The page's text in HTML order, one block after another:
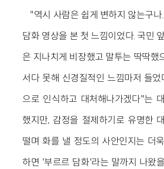
"역시 사람은 쉽게 변하지 않는구
담화 영상을 본 첫 느낌이었다. 국민
은 지나치게 비장했고 말투는 딱딱했
서다 못해 신경질적인 느낌마저 들
으로 인식하고 대처해나가겠다"는
했지만, 감정을 절제하기로 유명한
떨며 화를 낼 정도의 사안인지는 더
하면 '부르르 담화'라는 말까지 나왔을